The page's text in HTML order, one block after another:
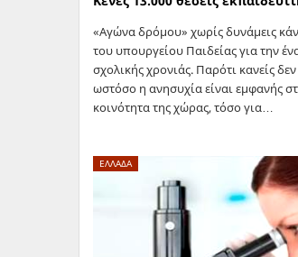
«Αγώνα δρόμου» χωρίς δυνάμεις
του υπουργείου Παιδείας για την
σχολικής χρονιάς. Παρότι κανείς
ωστόσο η ανησυχία είναι εμφανής
κοινότητα της χώρας, τόσο για…
ΕΛΛΑΔΑ